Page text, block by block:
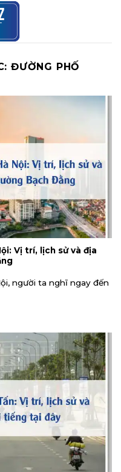
ĐƯỜNG PHỐ
Vị trí, lịch sử và địa
người ta nghĩ ngay đến